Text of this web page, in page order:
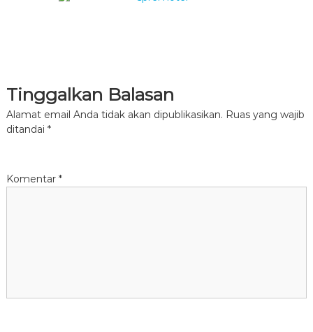
Tinggalkan Balasan
Alamat email Anda tidak akan dipublikasikan. Ruas yang wajib
ditandai *
Komentar *